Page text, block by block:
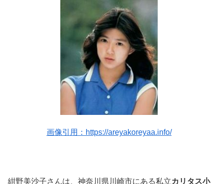
画像引用：https://areyakoreyaa.info/
紺野美沙子さんは、神奈川県川崎市にある私立カリタス小